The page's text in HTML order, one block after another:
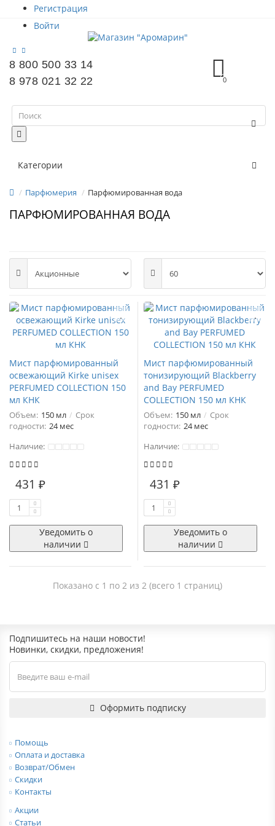
Регистрация
Войти
8 800 500 33 14
8 978 021 32 22
0
Категории
Парфюмерия Парфюмированная вода
ПАРФЮМИРОВАННАЯ ВОДА
Мист парфюмированный
освежающий Kirke unisex
PERFUMED COLLECTION 150
мл КНК
Объем: 150 мл
Срок
годности: 24 мес
Наличие:
431 ₽
Уведомить о
наличии
Мист парфюмированный
тонизирующий Blackberry
and Bay PERFUMED
COLLECTION 150 мл КНК
Объем: 150 мл
Срок
годности: 24 мес
Наличие:
431 ₽
Уведомить о
наличии
Показано с 1 по 2 из 2 (всего 1 страниц)
Подпишитесь на наши новости!
Новинки, скидки, предложения!
Оформить подписку
Помощь
Оплата и доставка
Возврат/Обмен
Скидки
Контакты
Акции
Статьи